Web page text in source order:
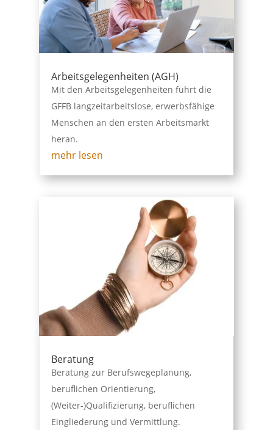
Arbeitsgelegenheiten (AGH)
Mit den Arbeitsgelegenheiten führt die
GFFB langzeitarbeitslose, erwerbsfähige
Menschen an den ersten Arbeitsmarkt
heran.
mehr lesen
Beratung
Beratung zur Berufswegeplanung,
beruflichen Orientierung,
(Weiter-)Qualifizierung, beruflichen
Eingliederung und Vermittlung.